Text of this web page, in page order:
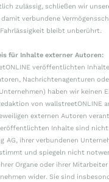
zulässig, schließen wir
verbundene
bleibt unberührt.
für Inhalte externer Autoren:
veröffentlichten
Nachrichtenagenturen
haben wir keinen
von wallstreetONLINE
externen Autoren
Inhalte sind nicht
AG, ihrer verbundenen
und spiegeln nicht
Organe oder ihrer
wider. Sie sind